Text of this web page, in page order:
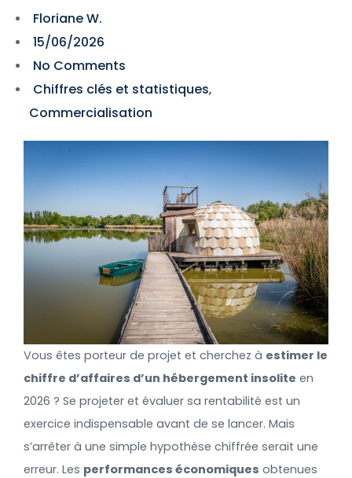
Floriane W.
15/06/2026
No Comments
Chiffres clés et statistiques,
Commercialisation
Vous êtes porteur de projet et cherchez à estimer le
chiffre d’affaires d’un hébergement insolite en
2026 ? Se projeter et évaluer sa rentabilité est un
exercice indispensable avant de se lancer. Mais
s’arrêter à une simple hypothèse chiffrée serait une
erreur. Les performances économiques obtenues